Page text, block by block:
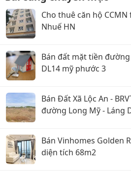
Cho thuê căn hộ
Nhuế HN
Bán đất mặt tiền
DL14 mỹ phước 3
Bán Đất Xã Lộc An - BRVT 2300m2 mặt
đường Long Mỹ - Láng
Bán Vinhomes Golden
diện tích 68m2